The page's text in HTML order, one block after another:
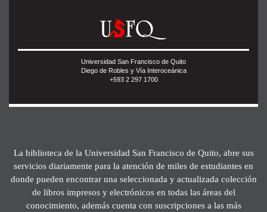
Universidad San Francisco de Quito
Diego de Robles y Vía Interoceánica
+593 2 297 1700
La biblioteca de la Universidad San Francisco de Quito, abre sus
servicios diariamente para la atención de miles de estudiantes en
donde pueden encontrar una seleccionada y actualizada colección
de libros impresos y electrónicos en todas las áreas del
conocimiento, además cuenta con suscripciones a las más